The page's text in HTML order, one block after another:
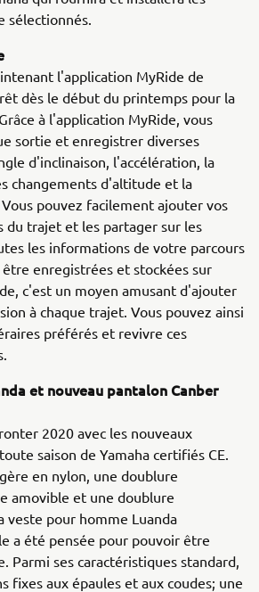
sélectionnés.
l'application MyRide de
dès le début du printemps pour la
à l'application MyRide, vous
sortie et enregistrer diverses
d'inclinaison, l'accélération, la
changements d'altitude et la
pouvez facilement ajouter vos
du trajet et les partager sur les
les informations de votre parcours
enregistrées et stockées sur
c'est un moyen amusant d'ajouter
à chaque trajet. Vous pouvez ainsi
préférés et revivre ces
et nouveau pantalon Canber
2020 avec les nouveaux
saison de Yamaha certifiés CE.
en nylon, une doublure
amovible et une doublure
veste pour homme Luanda
a été pensée pour pouvoir être
Parmi ses caractéristiques standard,
fixes aux épaules et aux coudes; une